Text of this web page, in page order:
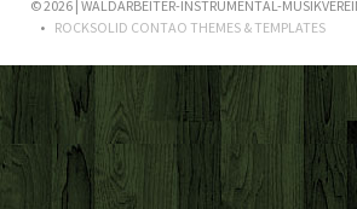
© 2026 | WALDARBEITER-INSTRUMENTAL-
ROCKSOLID CONTAO THEMES & TEMPLATES